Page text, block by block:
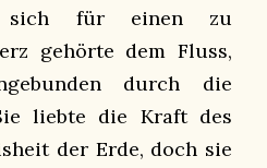
sich für einen zu
gehörte dem Fluss,
durch die
liebte die Kraft des
der Erde, doch sie